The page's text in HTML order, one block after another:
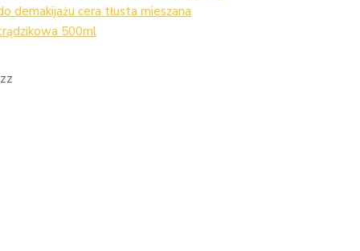
demakijażu cera tłusta mieszana
500ml